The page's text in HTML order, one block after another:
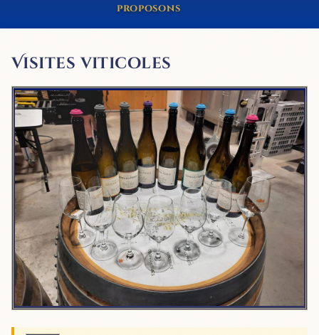
proposons
Visites viticoles